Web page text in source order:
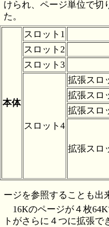
けられ、ページ単位で切
た。
本体
スロット1
スロット2
スロット3
スロット4
拡張スロ
拡張スロ
拡張スロ
拡張スロ
ージを参照することも出
16Kのページが４枚
トがさらに４つに拡張で